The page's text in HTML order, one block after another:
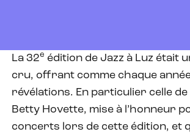
La 32e édition de Jazz à Luz était
cru, offrant comme chaque
révélations. En particulier celle de
Betty Hovette, mise à l’honneur
concerts lors de cette édition, et